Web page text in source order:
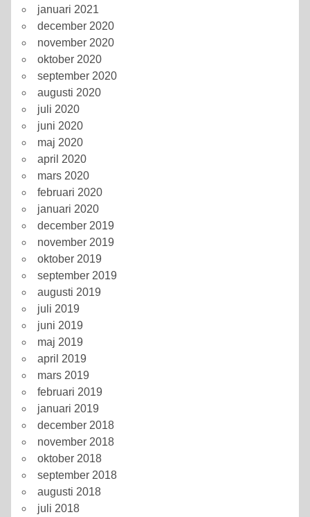
januari 2021
december 2020
november 2020
oktober 2020
september 2020
augusti 2020
juli 2020
juni 2020
maj 2020
april 2020
mars 2020
februari 2020
januari 2020
december 2019
november 2019
oktober 2019
september 2019
augusti 2019
juli 2019
juni 2019
maj 2019
april 2019
mars 2019
februari 2019
januari 2019
december 2018
november 2018
oktober 2018
september 2018
augusti 2018
juli 2018